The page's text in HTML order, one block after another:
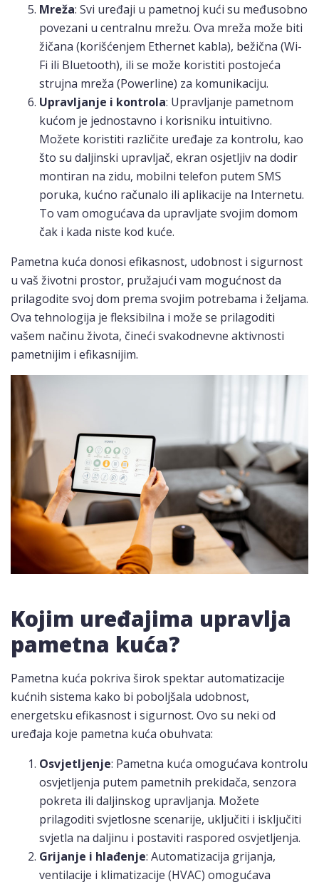
Mreža: Svi uređaji u pametnoj kući su međusobno
povezani u centralnu mrežu. Ova mreža može biti
žičana (korišćenjem Ethernet kabla), bežična (Wi-
Fi ili Bluetooth), ili se može koristiti postojeća
strujna mreža (Powerline) za komunikaciju.
Upravljanje i kontrola: Upravljanje pametnom
kućom je jednostavno i korisniku intuitivno.
Možete koristiti različite uređaje za kontrolu, kao
što su daljinski upravljač, ekran osjetljiv na dodir
montiran na zidu, mobilni telefon putem SMS
poruka, kućno računalo ili aplikacije na Internetu.
To vam omogućava da upravljate svojim domom
čak i kada niste kod kuće.
Pametna kuća donosi efikasnost, udobnost i sigurnost
u vaš životni prostor, pružajući vam mogućnost da
prilagodite svoj dom prema svojim potrebama i željama.
Ova tehnologija je fleksibilna i može se prilagoditi
vašem načinu života, čineći svakodnevne aktivnosti
pametnijim i efikasnijim.
Kojim uređajima upravlja
pametna kuća?
Pametna kuća pokriva širok spektar automatizacije
kućnih sistema kako bi poboljšala udobnost,
energetsku efikasnost i sigurnost. Ovo su neki od
uređaja koje pametna kuća obuhvata:
Osvjetljenje: Pametna kuća omogućava kontrolu
osvjetljenja putem pametnih prekidača, senzora
pokreta ili daljinskog upravljanja. Možete
prilagoditi svjetlosne scenarije, uključiti i isključiti
svjetla na daljinu i postaviti raspored osvjetljenja.
Grijanje i hlađenje: Automatizacija grijanja,
ventilacije i klimatizacije (HVAC) omogućava